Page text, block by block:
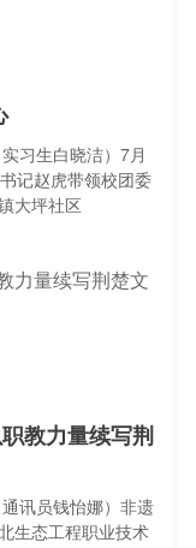
习生白晓洁）7月
记赵虎带领校团委
大坪社区
教力量续写荆
讯员钱怡娜）非遗
生态工程职业技术